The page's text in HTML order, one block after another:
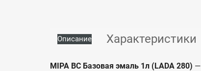
Описание Характеристики
MIPA BC Базовая эмаль 1л (LADA 280) —